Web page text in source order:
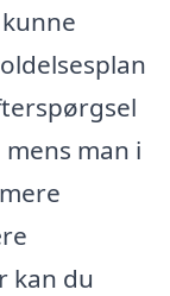
man i
kan du